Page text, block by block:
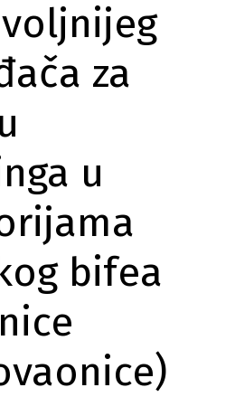
za
u
bifea